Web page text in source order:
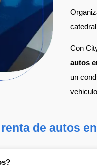
Con
autos
un
de autos